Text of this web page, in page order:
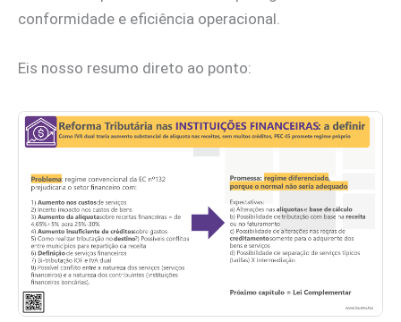
conformidade e eficiência operacional.
Eis nosso resumo direto ao ponto: